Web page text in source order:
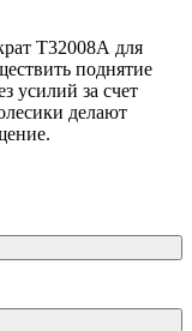
Т32008А для
поднятие
усилий за счет
делают